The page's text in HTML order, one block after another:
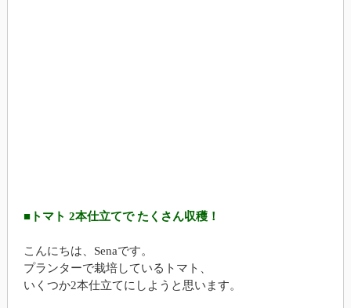
■トマト 2本仕立てで たくさん収穫！
こんにちは、Senaです。
プランターで栽培しているトマト、
いくつか2本仕立てにしようと思います。